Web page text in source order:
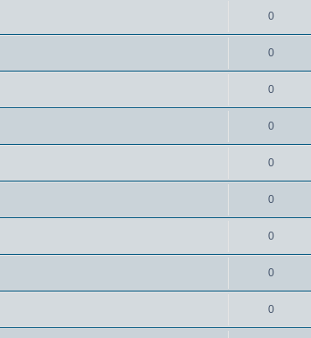
0
0
0
0
0
0
0
0
0